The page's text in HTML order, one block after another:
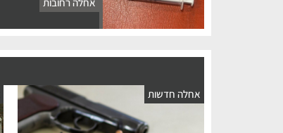
אחלה חדשות